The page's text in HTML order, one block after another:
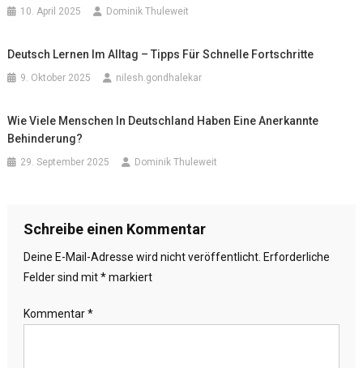
10. April 2025 Dominik Thuleweit
Deutsch Lernen Im Alltag – Tipps Für Schnelle Fortschritte
9. Oktober 2025 nilesh.gondhalekar
Wie Viele Menschen In Deutschland Haben Eine Anerkannte
Behinderung?
29. September 2025 Dominik Thuleweit
Schreibe einen Kommentar
Deine E-Mail-Adresse wird nicht veröffentlicht. Erforderliche
Felder sind mit*markiert
Kommentar*